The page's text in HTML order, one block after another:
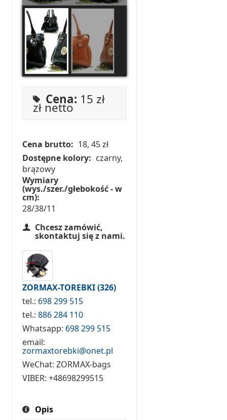
Cena: 15 zł
zł netto
Cena brutto: 18, 45 zł
Dostępne kolory: czarny,
brązowy
Wymiary
(wys./szer./głebokość - w
cm):
28/38/11
Chcesz zamówić,
skontaktuj się z nami.
ZORMAX-TOREBKI(326)
tel.: 698 299 515
tel.:886 284 110
Whatsapp: 698 299 515
email:
zormaxtorebki@onet.pl
WeChat:ZORMAX-bags
VIBER:+48698299515
Opis